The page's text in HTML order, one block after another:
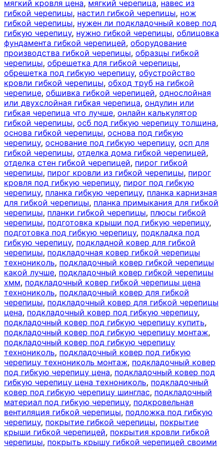
мягкий кровля цена, мягкий черепица, навес из
гибкой черепицы, настил гибкой черепицы, нож
гибкой черепицы, нужен ли подкладочный ковер под
гибкую черепицу, нужно гибкой черепицы, облицовка
фундамента гибкой черепицей, оборудование
производства гибкой черепицы, образцы гибкой
черепицы, обрешетка для гибкой черепицы,
обрешетка под гибкую черепицу, обустройство
кровли гибкой черепицы, обход труб на гибкой
черепице, обшивка гибкой черепицей, однослойная
или двухслойная гибкая черепица, ондулин или
гибкая черепица что лучше, онлайн калькулятор
гибкой черепицы, осб под гибкую черепицу толщина,
основа гибкой черепицы, основа под гибкую
черепицу, основание под гибкую черепицу, осп для
гибкой черепицы, отделка дома гибкой черепицей,
отделка стен гибкой черепицей, пирог гибкой
черепицы, пирог кровли из гибкой черепицы, пирог
кровля под гибкую черепицу, пирог под гибкую
черепицу, планка гибкую черепицу, планка карнизная
для гибкой черепицы, планка примыкания для гибкой
черепицы, планки гибкой черепицы, плюсы гибкой
черепицы, подготовка крыши под гибкую черепицу,
подготовка под гибкую черепицу, подкладка под
гибкую черепицу, подкладной ковер для гибкой
черепицы, подкладочная ковер гибкой черепицы
технониколь, подкладочный ковер гибкой черепицы
какой лучше, подкладочный ковер гибкой черепицы
хмм, подкладочный ковер гибкой черепицы цена
технониколь, подкладочный ковер для гибкой
черепицы, подкладочный ковер для гибкой черепицы
цена, подкладочный ковер под гибкую черепицу,
подкладочный ковер под гибкую черепицу купить,
подкладочный ковер под гибкую черепицу монтаж,
подкладочный ковер под гибкую черепицу
технониколь, подкладочный ковер под гибкую
черепицу технониколь монтаж, подкладочный ковер
под гибкую черепицу цена, подкладочный ковер под
гибкую черепицу цена технониколь, подкладочный
ковер под гибкую черепицу шинглас, подкладочный
материал под гибкую черепицу, подкровельная
вентиляция гибкой черепицы, подложка под гибкую
черепицу, покрытие гибкой черепицы, покрытие
крыши гибкой черепицей, покрытия кровли гибкой
черепицы, покрыть крышу гибкой черепицей своими